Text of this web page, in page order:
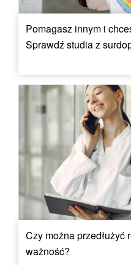
Pomagasz innym i
Sprawdź studia z
Czy można przedłużyć
ważność?